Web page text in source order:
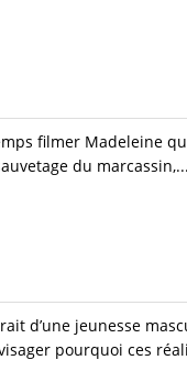
filmer Madeleine
du marcassin,...
d’une jeunesse
pourquoi ces